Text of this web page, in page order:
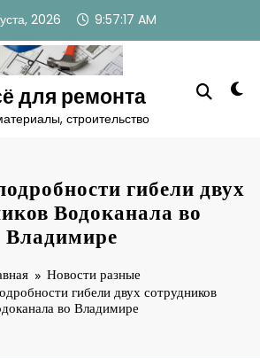
2026 9:57:18 AM
для ремонта
строительство
гибели двух
Водоканала во
Владимире
Новости разные
гибели двух сотрудников
во Владимире